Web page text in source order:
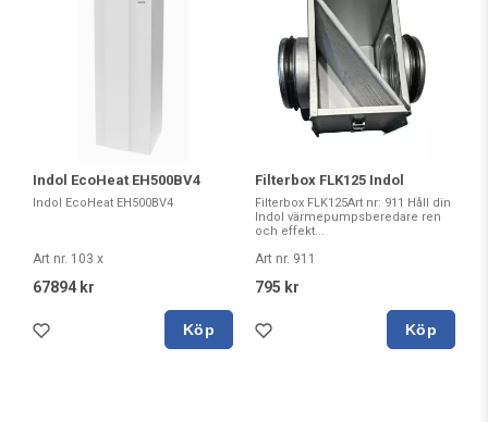
Indol EcoHeat EH500BV4
Indol EcoHeat EH500BV4
Art nr. 103 x
67894 kr
Köp
Filterbox FLK125 Indol
Filterbox FLK125Art nr: 911 Håll din
Indol värmepumpsberedare ren
och effekt...
Art nr. 911
795 kr
Köp